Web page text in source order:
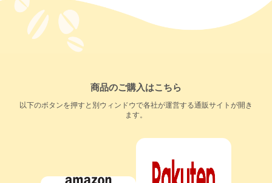
商品のご購入はこちら
以下のボタンを押すと別ウィンドウで各社が運営する通販サイトが開き
ます。